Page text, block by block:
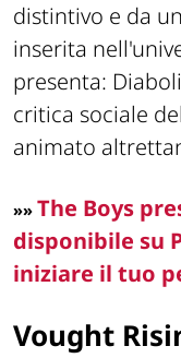
distintivo e da
inserita
presenta:
critica sociale
animato
»» The Boys
disponibile su
iniziare il tuo
Vought